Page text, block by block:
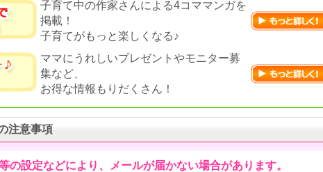
子育て中の作家さんによる4コママンガを
掲載！
子育てがもっと楽しくなる♪
ママにうれしいプレゼントやモニター募
集など、
お得な情報もりだくさん！
注意事項
の設定などにより、メールが届かない場合があります。